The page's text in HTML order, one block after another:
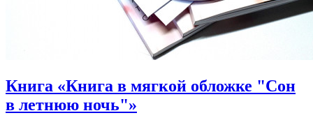
Книга «Книга в мягкой обложке "Сон
в летнюю ночь"»